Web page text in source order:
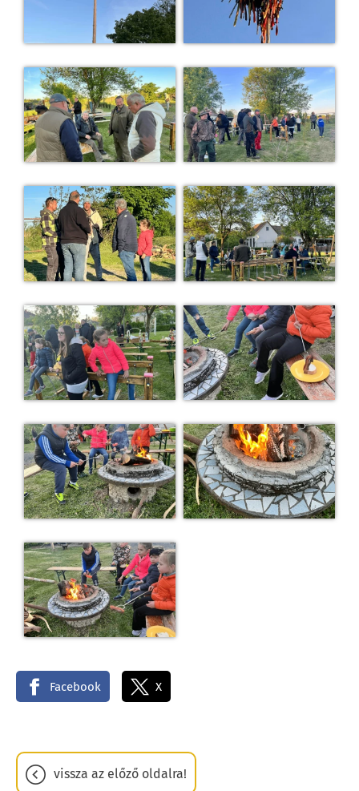
Facebook X
vissza az előző oldalra!